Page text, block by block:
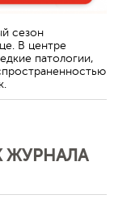
сезон
В центре
патологии,
ЖУРНАЛА